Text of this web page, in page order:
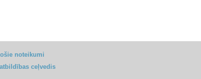
noteikumi
ceļvedis